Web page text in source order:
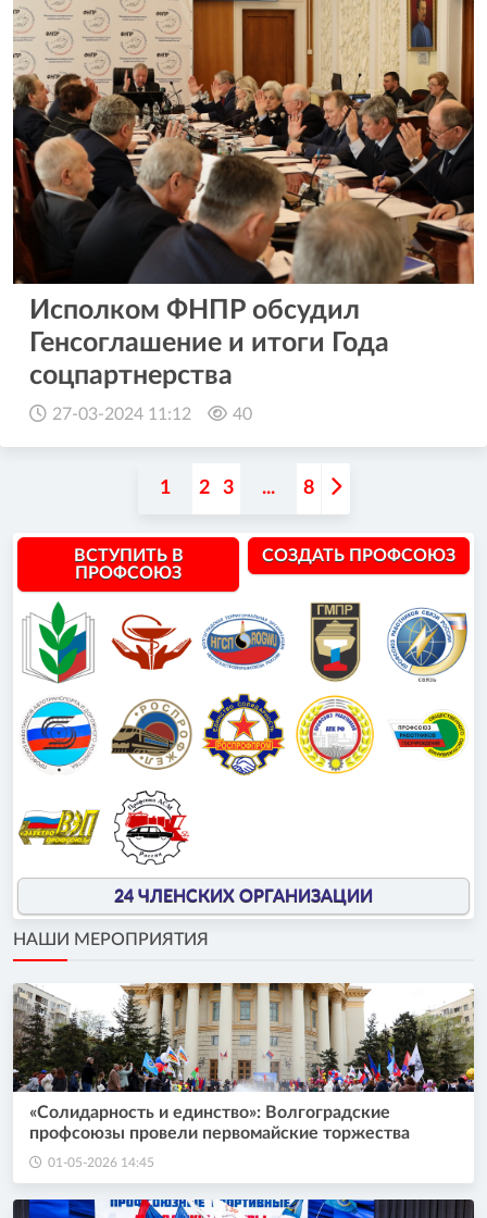
Исполком ФНПР обсудил
Генсоглашение и итоги Года
соцпартнерства
27-03-2024 11:12 40
1 2 3 ... 8
ВСТУПИТЬ В
ПРОФСОЮЗ
СОЗДАТЬ ПРОФСОЮЗ
24 ЧЛЕНСКИХ ОРГАНИЗАЦИИ
НАШИ МЕРОПРИЯТИЯ
«Солидарность и единство»: Волгоградские
профсоюзы провели первомайские торжества
01-05-2026 14:45